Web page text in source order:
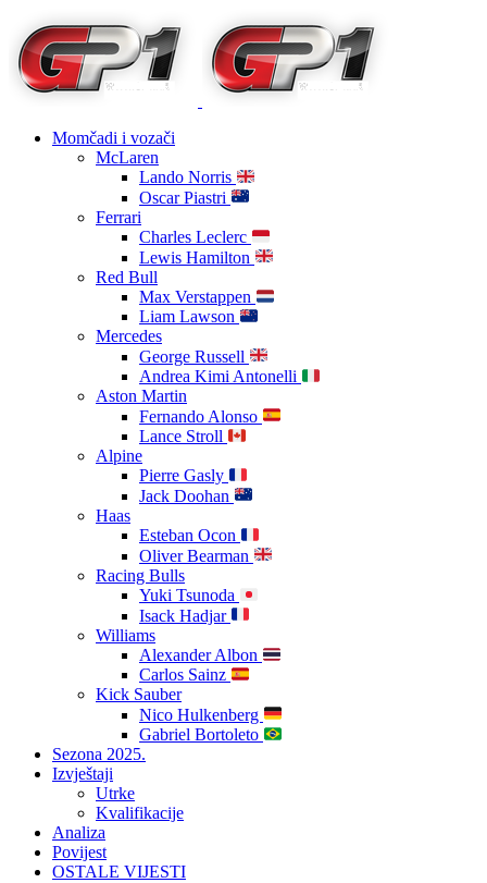
Momčadi i vozači
McLaren
Lando Norris
Oscar Piastri
Ferrari
Charles Leclerc
Lewis Hamilton
Red Bull
Max Verstappen
Liam Lawson
Mercedes
George Russell
Andrea Kimi Antonelli
Aston Martin
Fernando Alonso
Lance Stroll
Alpine
Pierre Gasly
Jack Doohan
Haas
Esteban Ocon
Oliver Bearman
Racing Bulls
Yuki Tsunoda
Isack Hadjar
Williams
Alexander Albon
Carlos Sainz
Kick Sauber
Nico Hulkenberg
Gabriel Bortoleto
Sezona 2025.
Izvještaji
Utrke
Kvalifikacije
Analiza
Povijest
OSTALE VIJESTI